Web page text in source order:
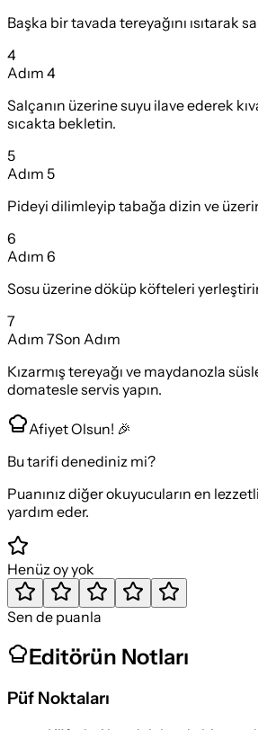
Başka bir tavada tereyağını ısıtarak
4
Adım 4
Salçanın üzerine suyu ilave ederek
sıcakta bekletin.
5
Adım 5
Pideyi dilimleyip tabağa dizin ve
6
Adım 6
Sosu üzerine döküp köfteleri
7
Adım 7Son Adım
Kızarmış tereyağı ve maydanozla
domatesle servis yapın.
Afiyet Olsun! 🎉
Bu tarifi denediniz mi?
Puanınız diğer okuyucuların en
yardım eder.
Henüz oy yok
Sen de puanla
Editörün Notları
Püf Noktaları